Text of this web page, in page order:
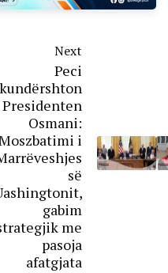
Next
Peci
kundërshton
Presidenten
Osmani:
i
së
gabim
me
pasoja
afatgjata